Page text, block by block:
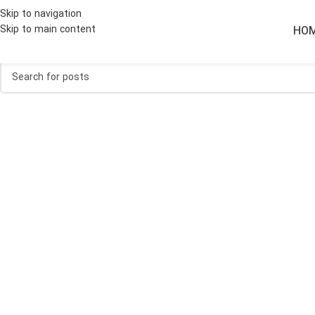
Skip to navigation
Skip to main content
Nothing Found